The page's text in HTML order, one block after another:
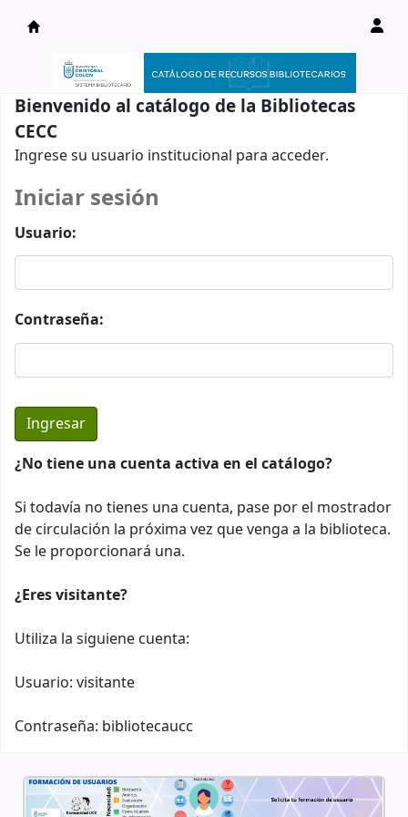
Catálogo en línea
Bienvenido al catálogo de la Bibliotecas
CECC
Ingrese su usuario institucional para acceder.
Iniciar sesión
Usuario:
Contraseña:
¿No tiene una cuenta activa en el catálogo?
Si todavía no tienes una cuenta, pase por el mostrador
de circulación la próxima vez que venga a la biblioteca.
Se le proporcionará una.
¿Eres visitante?
Utiliza la siguiene cuenta:
Usuario: visitante
Contraseña: bibliotecaucc